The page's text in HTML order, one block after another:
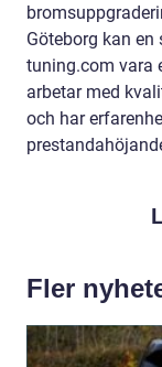
Göteborg kan
tuning.com vara
arbetar med
och har
Fler